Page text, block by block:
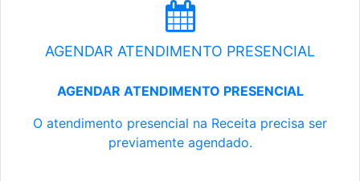
AGENDAR ATENDIMENTO PRESENCIAL
AGENDAR ATENDIMENTO PRESENCIAL
O atendimento presencial na Receita precisa ser
previamente agendado.